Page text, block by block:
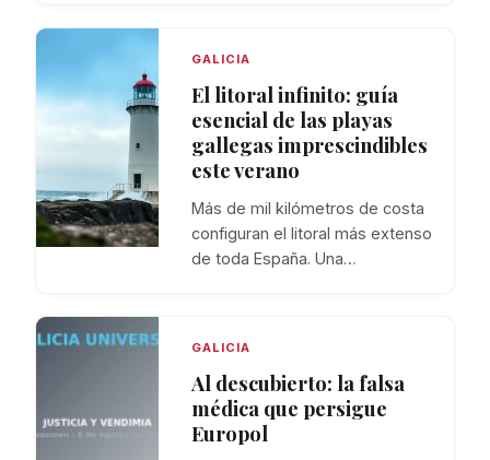
GALICIA
El litoral infinito: guía
esencial de las playas
gallegas imprescindibles
este verano
Más de mil kilómetros de costa
configuran el litoral más extenso
de toda España. Una…
GALICIA
Al descubierto: la falsa
médica que persigue
Europol